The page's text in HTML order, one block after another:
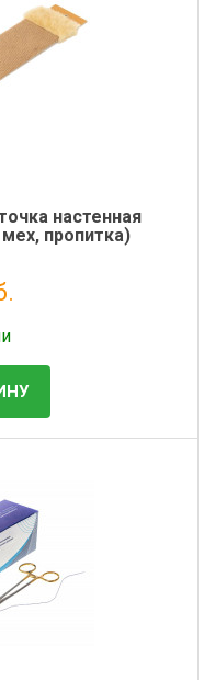
настенная
пропитка)